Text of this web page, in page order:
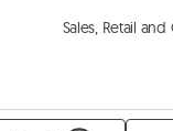
Sales, Retail and